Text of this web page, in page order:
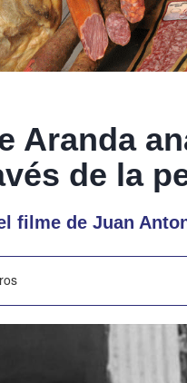
Aranda
de la
filme de Juan